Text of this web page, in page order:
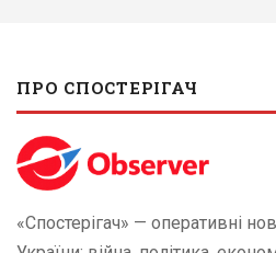
ПРО СПОСТЕРІГАЧ
«Спостерігач» — оперативні